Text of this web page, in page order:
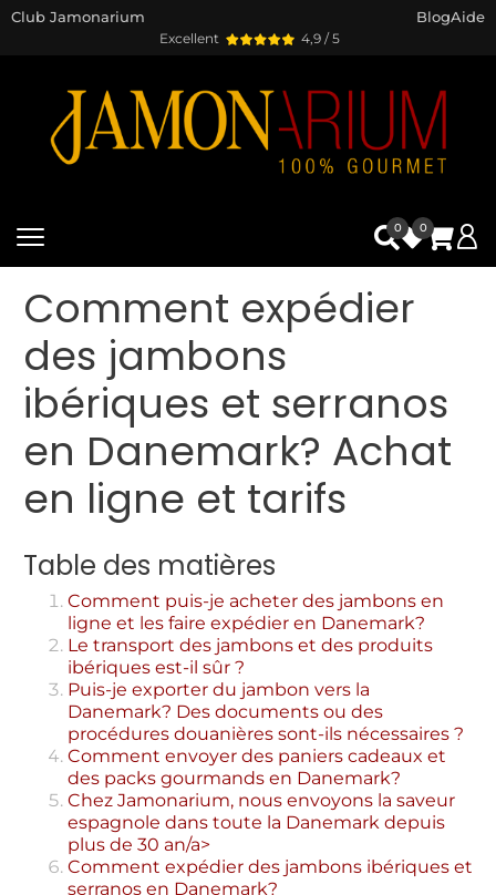
Excellent 4,9 / 5
Club Jamonarium BlogAide
0 0
Comment expédier
des jambons
ibériques et serranos
en Danemark? Achat
en ligne et tarifs
Table des matières
Comment puis-je acheter des jambons en
ligne et les faire expédier en Danemark?
Le transport des jambons et des produits
ibériques est-il sûr ?
Puis-je exporter du jambon vers la
Danemark? Des documents ou des
procédures douanières sont-ils nécessaires ?
Comment envoyer des paniers cadeaux et
des packs gourmands en Danemark?
Chez Jamonarium, nous envoyons la saveur
espagnole dans toute la Danemark depuis
plus de 30 an/a>
Comment expédier des jambons ibériques et
serranos en Danemark?